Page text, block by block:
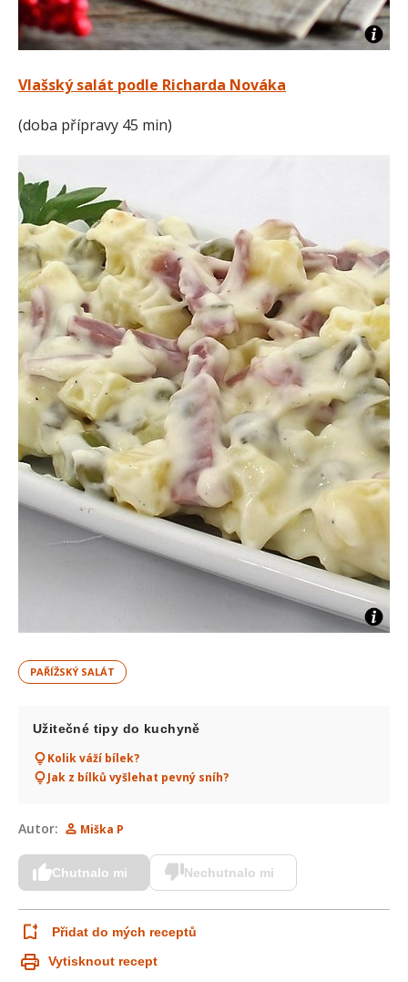
Vlašský salát podle Richarda Nováka
(doba přípravy 45 min)
PAŘÍŽSKÝ SALÁT
Užitečné tipy do kuchyně
Kolik váží bílek?
Jak z bílků vyšlehat pevný sníh?
Autor: Miška P
Chutnalo mi Nechutnalo mi
Přidat do mých receptů
Vytisknout recept